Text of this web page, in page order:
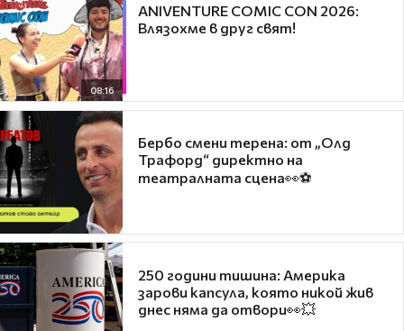
08:16
ANIVENTURE COMIC CON 2026:
Влязохме в друг свят!
Бербо смени терена: от „Олд
Трафорд“ директно на
театралната сцена👀⚽
250 години тишина: Америка
зарови капсула, която никой жив
днес няма да отвори👀💥